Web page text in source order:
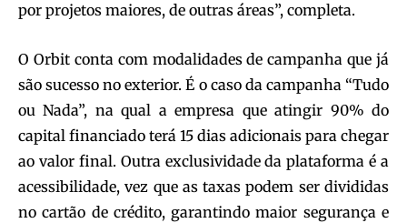
por projetos maiores, de outras áreas”, completa.
O Orbit conta com modalidades de campanha que já
são sucesso no exterior. É o caso da campanha “Tudo
ou Nada”, na qual a empresa que atingir 90% do
capital financiado terá 15 dias adicionais para chegar
ao valor final. Outra exclusividade da plataforma é a
acessibilidade, vez que as taxas podem ser divididas
no cartão de crédito, garantindo maior segurança e